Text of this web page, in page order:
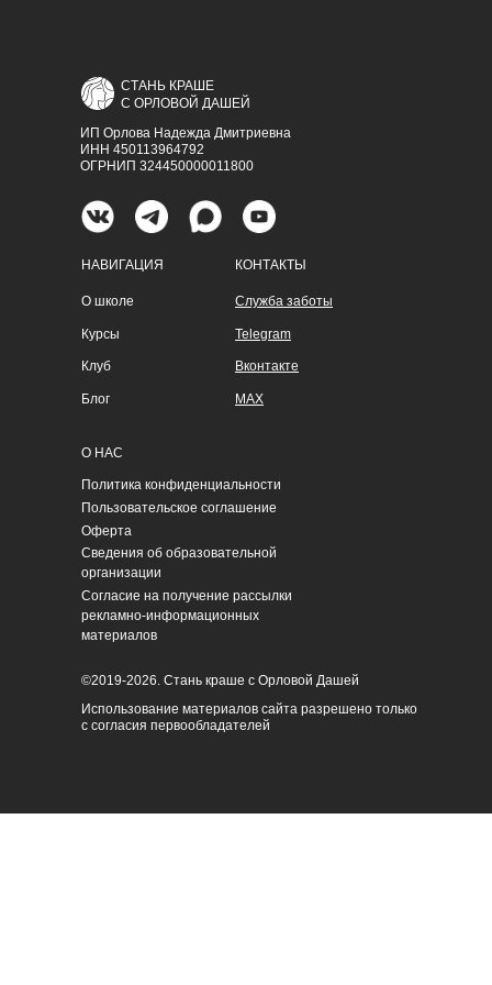
СТАНЬ КРАШЕ
С ОРЛОВОЙ ДАШЕЙ
НАВИГАЦИЯ
О школе
Курсы
Клуб
Блог
КОНТАКТЫ
Служба заботы
Telegram
MAX
Вконтакте
О НАС
Политика конфиденциальности
Пользовательское соглашение
Оферта
©2019-2026. Стань краше с Орловой Дашей
Использование материалов сайта разрешено только
с согласия первообладателей
ИП Орлова Надежда Дмитриевна
ИНН 450113964792
ОГРНИП 324450000011800
Согласие на получение рассылки
рекламно-информационных
материалов
Сведения об образовательной
организации